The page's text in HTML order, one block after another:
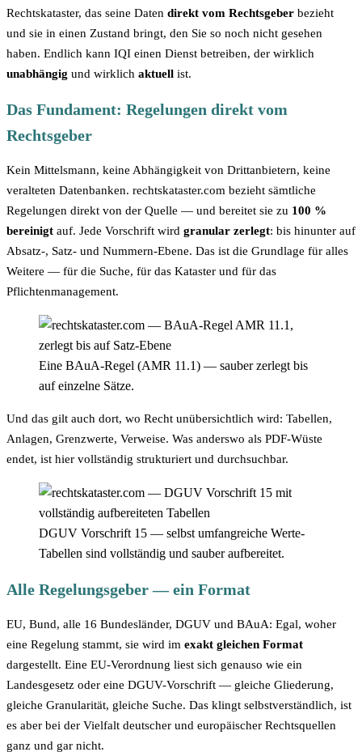
Rechtskataster, das seine Daten direkt vom Rechtsgeber bezieht
und sie in einen Zustand bringt, den Sie so noch nicht gesehen
haben. Endlich kann IQI einen Dienst betreiben, der wirklich
unabhängig und wirklich aktuell ist.
Das Fundament: Regelungen direkt vom
Rechtsgeber
Kein Mittelsmann, keine Abhängigkeit von Drittanbietern, keine
veralteten Datenbanken. rechtskataster.com bezieht sämtliche
Regelungen direkt von der Quelle — und bereitet sie zu 100 %
bereinigt auf. Jede Vorschrift wird granular zerlegt: bis hinunter auf
Absatz-, Satz- und Nummern-Ebene. Das ist die Grundlage für alles
Weitere — für die Suche, für das Kataster und für das
Pflichtenmanagement.
Eine BAuA-Regel (AMR 11.1) — sauber zerlegt bis
auf einzelne Sätze.
Und das gilt auch dort, wo Recht unübersichtlich wird: Tabellen,
Anlagen, Grenzwerte, Verweise. Was anderswo als PDF-Wüste
endet, ist hier vollständig strukturiert und durchsuchbar.
DGUV Vorschrift 15 — selbst umfangreiche Werte-
Tabellen sind vollständig und sauber aufbereitet.
Alle Regelungsgeber — ein Format
EU, Bund, alle 16 Bundesländer, DGUV und BAuA: Egal, woher
eine Regelung stammt, sie wird im exakt gleichen Format
dargestellt. Eine EU-Verordnung liest sich genauso wie ein
Landesgesetz oder eine DGUV-Vorschrift — gleiche Gliederung,
gleiche Granularität, gleiche Suche. Das klingt selbstverständlich, ist
es aber bei der Vielfalt deutscher und europäischer Rechtsquellen
ganz und gar nicht.